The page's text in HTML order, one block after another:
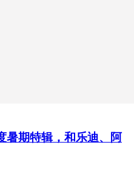
暑期特辑，和乐迪、阿